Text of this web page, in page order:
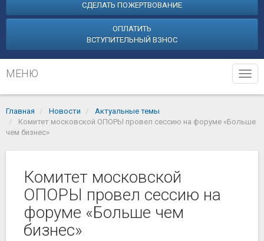
СДЕЛАТЬ ПОЖЕРТВОВАНИЕ
ОПЛАТИТЬ
ВСТУПИТЕЛЬНЫЙ ВЗНОС
МЕНЮ
Главная Новости
Актуальные темы
Комитет московской ОПОРЫ провел сессию на форуме «Больше
чем бизнес»
Комитет московской
ОПОРЫ провел сессию на
форуме «Больше чем
бизнес»